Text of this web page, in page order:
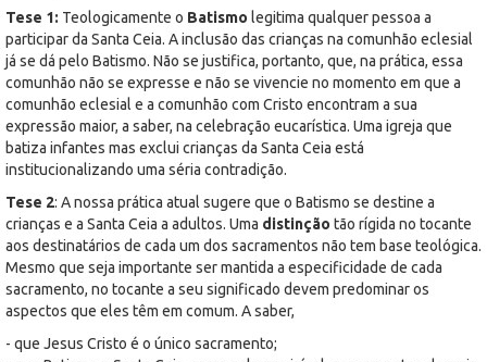
Tese 1: Teologicamente o Batismo legitima qualquer pessoa a
participar da Santa Ceia. A inclusão das crianças na comunhão eclesial
já se dá pelo Batismo. Não se justifica, portanto, que, na prática, essa
comunhão não se expresse e não se vivencie no momento em que a
comunhão eclesial e a comunhão com Cristo encontram a sua
expressão maior, a saber, na celebração eucarística. Uma igreja que
batiza infantes mas exclui crianças da Santa Ceia está
institucionalizando uma séria contradição.
Tese 2: A nossa prática atual sugere que o Batismo se destine a
crianças e a Santa Ceia a adultos. Uma distinção tão rígida no tocante
aos destinatários de cada um dos sacramentos não tem base teológica.
Mesmo que seja importante ser mantida a especificidade de cada
sacramento, no tocante a seu significado devem predominar os
aspectos que eles têm em comum. A saber,
- que Jesus Cristo é o único sacramento;